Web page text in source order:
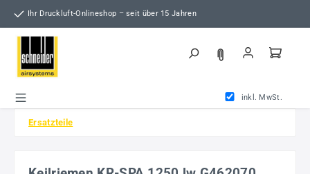
Zum Hauptinhalt springen
Ihr Druckluft-Onlineshop – seit über 15 Jahren
inkl. MwSt.
Ersatzteile